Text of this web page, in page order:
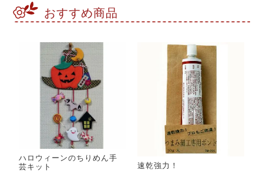
おすすめ商品
ハロウィーンのちりめん手
芸キット
速乾強力！